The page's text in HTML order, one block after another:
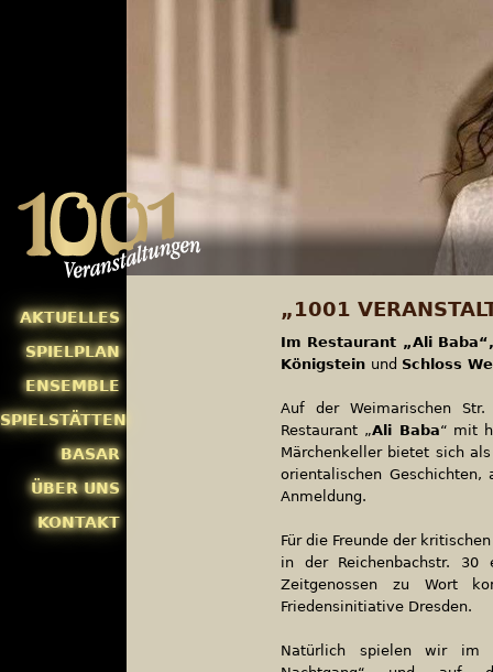
AKTUELLES
SPIELPLAN
ENSEMBLE
SPIELSTÄTTEN
BASAR
ÜBER UNS
KONTAKT
„1001
Im Restaurant „Ali
Königstein und Schloss
Auf der Weimarischen
Restaurant „Ali Baba“ mit
Märchenkeller bietet sich
orientalischen
Anmeldung.
Für die Freunde der
in der Reichenbachstr.
Zeitgenossen zu Wort
Friedensinitiative Dresden.
Natürlich spielen wir im